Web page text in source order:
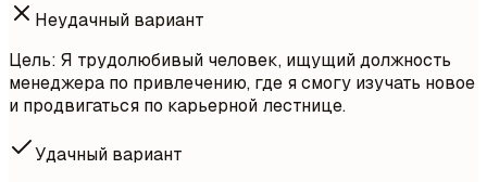
Неудачный вариант
Цель: Я трудолюбивый человек, ищущий должность
менеджера по привлечению, где я смогу изучать новое
и продвигаться по карьерной лестнице.
Удачный вариант